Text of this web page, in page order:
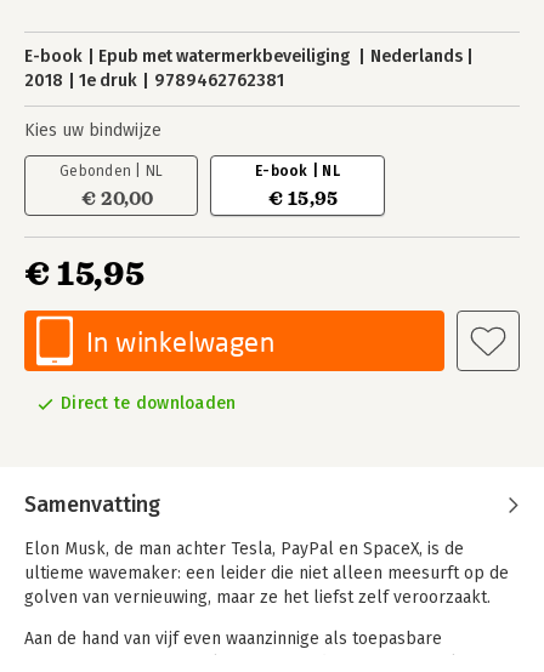
E-book Epub met watermerkbeveiliging
Nederlands
2018
1e druk 9789462762381
Kies uw bindwijze
Gebonden | NL
€ 20,00
E-book | NL
€ 15,95
€ 15,95
In winkelwagen
Direct te downloaden
Samenvatting
Elon Musk, de man achter Tesla, PayPal en SpaceX, is de
ultieme wavemaker: een leider die niet alleen meesurft op de
golven van vernieuwing, maar ze het liefst zelf veroorzaakt.
Aan de hand van vijf even waanzinnige als toepasbare